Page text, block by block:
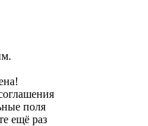
поля
ещё раз